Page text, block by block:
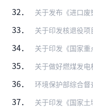
32． 关于发布《进口废塑料环境
33． 关于印发核退役项目竣工环境
34． 关于印发《国家重点生态功能区县
35． 关于做好燃煤发电机组脱硫、
36． 环境保护部综合督
37． 关于印发《国家土壤环境质